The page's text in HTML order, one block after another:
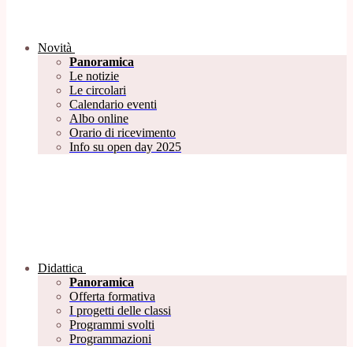
Novità
Panoramica
Le notizie
Le circolari
Calendario eventi
Albo online
Orario di ricevimento
Info su open day 2025
Didattica
Panoramica
Offerta formativa
I progetti delle classi
Programmi svolti
Programmazioni